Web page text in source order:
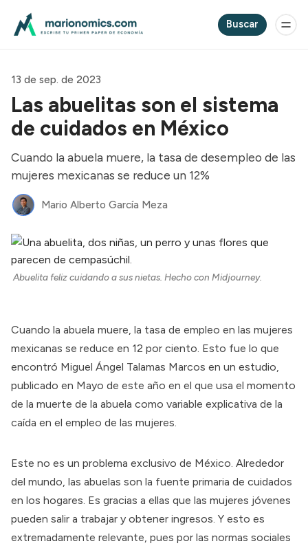
Buscar
13 de sep. de 2023
Las abuelitas son el sistema
de cuidados en México
Cuando la abuela muere, la tasa de desempleo de las
mujeres mexicanas se reduce un 12%
Mario Alberto García Meza
Abuelita feliz cuidando a sus nietas. Hecho con Midjourney.
Cuando la abuela muere, la tasa de empleo en las mujeres
mexicanas se reduce en 12 por ciento. Esto fue lo que
encontró Miguel Ángel Talamas Marcos en un estudio,
publicado en Mayo de este año en el que usa el momento
de la muerte de la abuela como variable explicativa de la
caída en el empleo de las mujeres.
Este no es un problema exclusivo de México. Alrededor
del mundo, las abuelas son la fuente primaria de cuidados
en los hogares. Es gracias a ellas que las mujeres jóvenes
pueden salir a trabajar y obtener ingresos. Y esto es
extremadamente relevante, pues por las normas sociales